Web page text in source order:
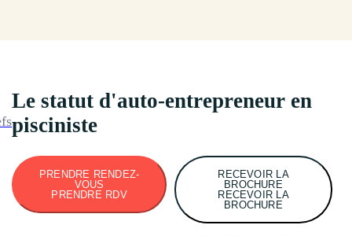
Le statut d'auto-entrepreneur en
pisciniste
PRENDRE RENDEZ-
VOUS
PRENDRE RDV
RECEVOIR LA
BROCHURE
RECEVOIR LA
BROCHURE